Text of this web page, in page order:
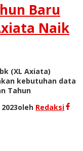
Baru
Naik
(XL Axiata)
kebutuhan data
Tahun
oleh Redaksi